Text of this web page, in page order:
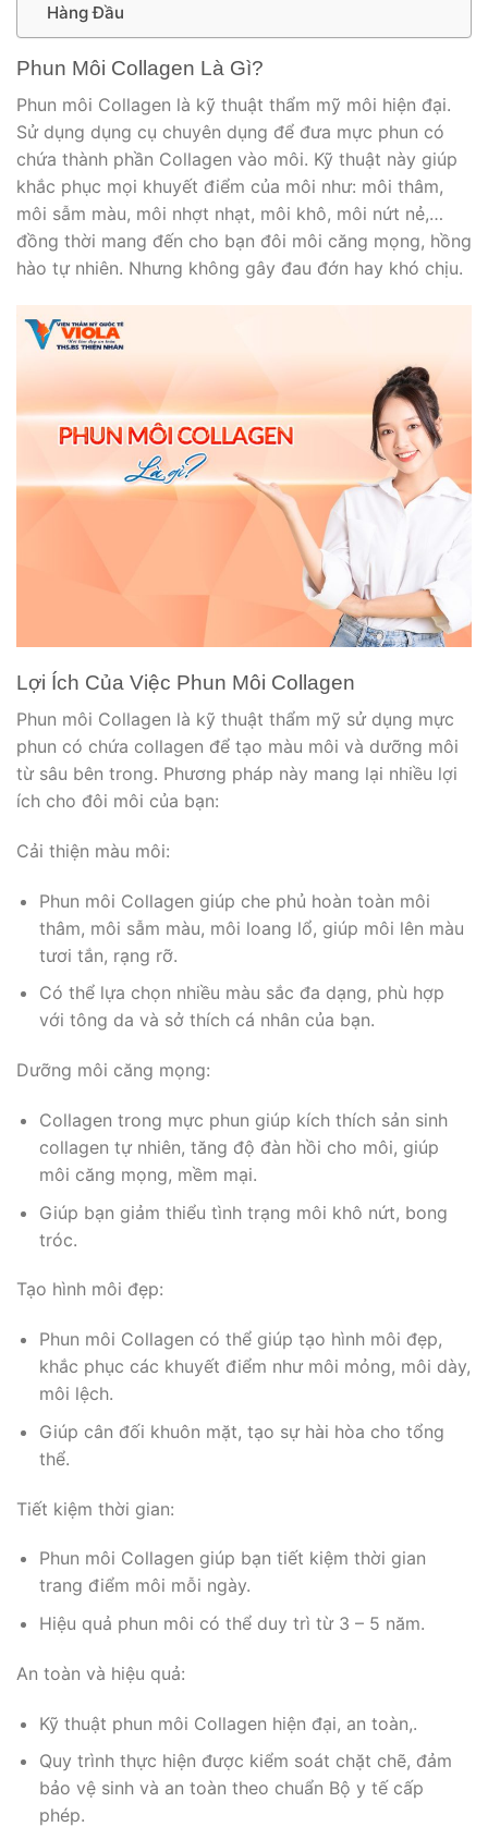
Hàng Đầu
Phun Môi Collagen Là Gì?
Phun môi Collagen là kỹ thuật thẩm mỹ môi hiện đại.
Sử dụng dụng cụ chuyên dụng để đưa mực phun có
chứa thành phần Collagen vào môi. Kỹ thuật này giúp
khắc phục mọi khuyết điểm của môi như: môi thâm,
môi sẫm màu, môi nhợt nhạt, môi khô, môi nứt nẻ,…
đồng thời mang đến cho bạn đôi môi căng mọng, hồng
hào tự nhiên. Nhưng không gây đau đớn hay khó chịu.
Lợi Ích Của Việc Phun Môi Collagen
Phun môi Collagen là kỹ thuật thẩm mỹ sử dụng mực
phun có chứa collagen để tạo màu môi và dưỡng môi
từ sâu bên trong. Phương pháp này mang lại nhiều lợi
ích cho đôi môi của bạn:
Cải thiện màu môi:
Phun môi Collagen giúp che phủ hoàn toàn môi
thâm, môi sẫm màu, môi loang lổ, giúp môi lên màu
tươi tắn, rạng rỡ.
Có thể lựa chọn nhiều màu sắc đa dạng, phù hợp
với tông da và sở thích cá nhân của bạn.
Dưỡng môi căng mọng:
Collagen trong mực phun giúp kích thích sản sinh
collagen tự nhiên, tăng độ đàn hồi cho môi, giúp
môi căng mọng, mềm mại.
Giúp bạn giảm thiểu tình trạng môi khô nứt, bong
tróc.
Tạo hình môi đẹp:
Phun môi Collagen có thể giúp tạo hình môi đẹp,
khắc phục các khuyết điểm như môi mỏng, môi dày,
môi lệch.
Giúp cân đối khuôn mặt, tạo sự hài hòa cho tổng
thể.
Tiết kiệm thời gian:
Phun môi Collagen giúp bạn tiết kiệm thời gian
trang điểm môi mỗi ngày.
Hiệu quả phun môi có thể duy trì từ 3 – 5 năm.
An toàn và hiệu quả:
Kỹ thuật phun môi Collagen hiện đại, an toàn,.
Quy trình thực hiện được kiểm soát chặt chẽ, đảm
bảo vệ sinh và an toàn theo chuẩn Bộ y tế cấp
phép.